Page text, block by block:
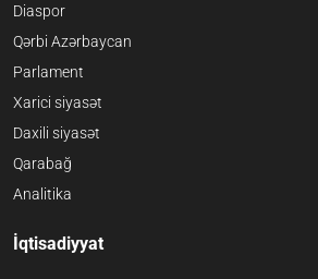
Diaspor
Qərbi Azərbaycan
Parlament
Xarici siyasət
Daxili siyasət
Qarabağ
Analitika
İqtisadiyyat